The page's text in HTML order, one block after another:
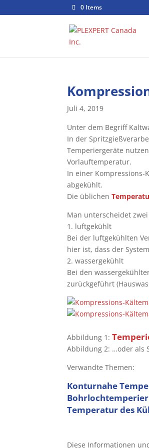
0 Items
Juli 4, 2019
Unter dem Begriff
In der
Temperiergeräte
Vorlauftemperatur.
In einer Kompressions-
abgekühlt.
Die üblichen
Man unterscheidet
1. luftgekühlt
Bei der luftgekühlten
hier ist, dass der
2. wassergekühlt
Bei den
zurückgeführt
Abbildung 1:
Abbildung 2: …oder als
Verwandte Themen:
Konturnahe
Temperatur des
Diese Informationen